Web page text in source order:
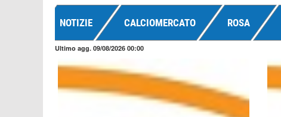
NOTIZIE CALCIOMERCATO ROSA
Ultimo agg. 09/08/2026 00:00